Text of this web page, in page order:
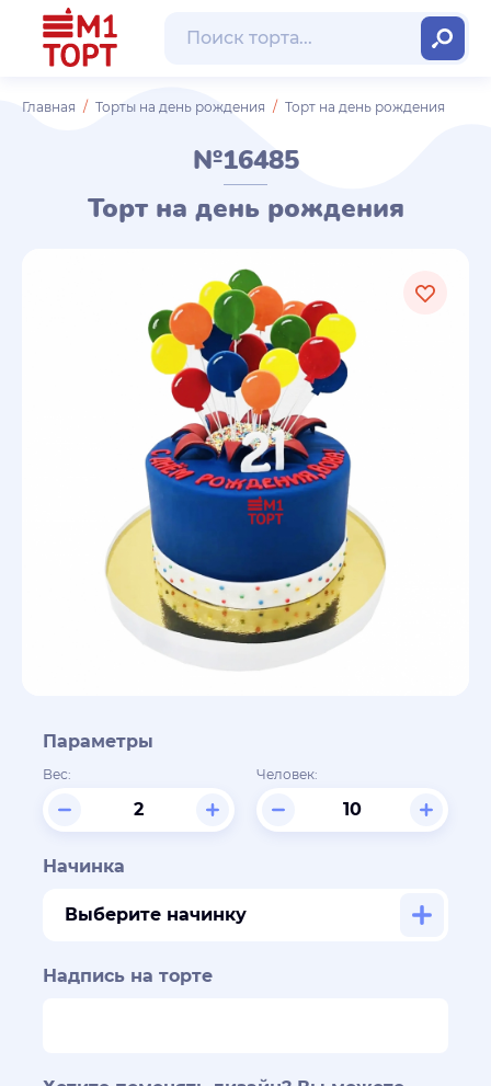
Главная Торты на день рождения Торт на день рождения
№16485
Торт на день рождения
Параметры
Вес: Человек:
Начинка
Выберите начинку
Надпись на торте